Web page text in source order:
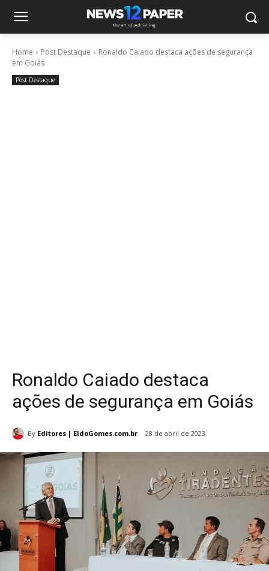
Home Post Destaque
Ronaldo Caiado destaca ações de segurança
em Goiás
Post Destaque
Ronaldo Caiado destaca
ações de segurança em Goiás
By Editores | EldoGomes.com.br 28 de abril de 2023